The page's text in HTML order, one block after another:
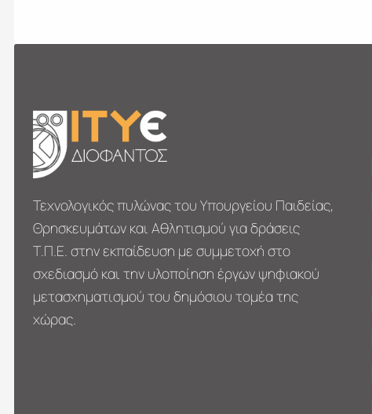
Τεχνολογικός πυλώνας του Υπουργείου Παιδείας,
Θρησκευμάτων και Αθλητισμού για δράσεις
Τ.Π.Ε. στην εκπαίδευση με συμμετοχή στο
σχεδιασμό και την υλοποίηση έργων ψηφιακού
μετασχηματι­σμού του δημόσιου τομέα της
χώρας.